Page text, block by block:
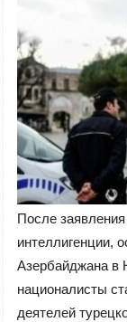
После
интеллигенции,
Азербайджана в
националисты
деятелей